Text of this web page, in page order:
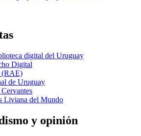
digital del Uruguay
Digital
(RAE)
de Uruguay
Liviana del Mundo
y opinión